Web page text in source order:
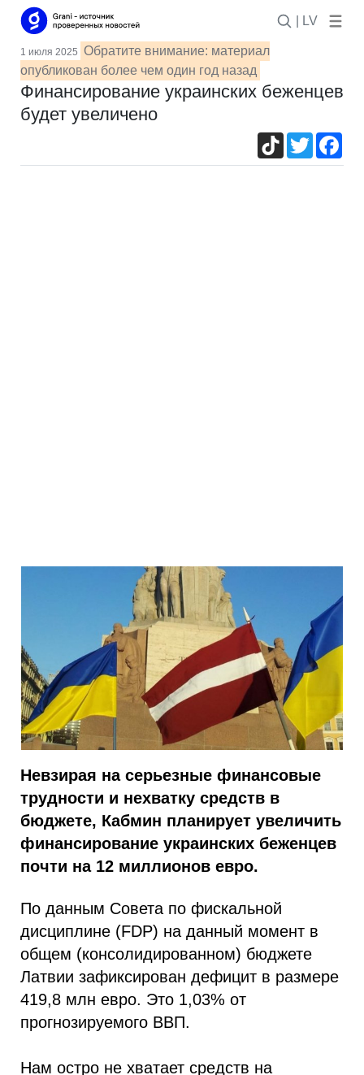
| LV
1 июля 2025 Обратите внимание: материал
опубликован более чем один год назад
Финансирование украинских беженцев
будет увеличено
TikTokTwitter
Невзирая на серьезные финансовые
трудности и нехватку средств в
бюджете, Кабмин планирует увеличить
финансирование украинских беженцев
почти на 12 миллионов евро.
По данным Совета по фискальной
дисциплине (FDP) на данный момент в
общем (консолидированном) бюджете
Латвии зафиксирован дефицит в размере
419,8 млн евро. Это 1,03% от
прогнозируемого ВВП.
Нам остро не хватает средств на